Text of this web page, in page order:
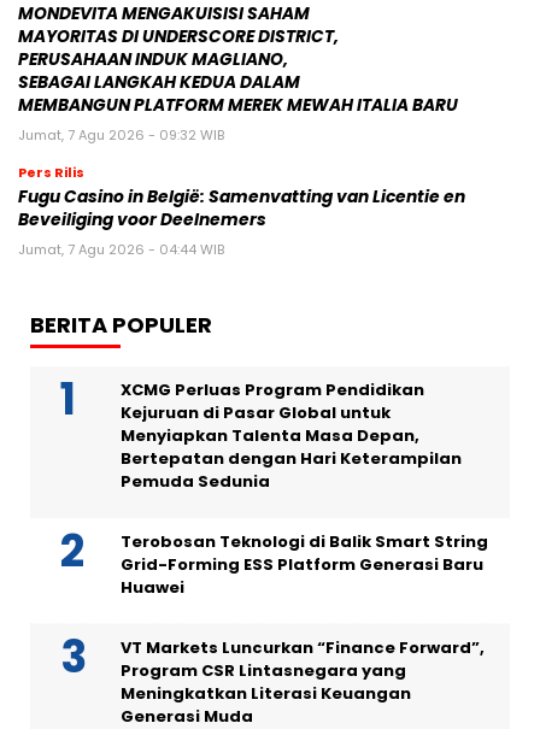
MONDEVITA MENGAKUISISI SAHAM
MAYORITAS DI UNDERSCORE DISTRICT,
PERUSAHAAN INDUK MAGLIANO,
SEBAGAI LANGKAH KEDUA DALAM
MEMBANGUN PLATFORM MEREK MEWAH ITALIA BARU
Jumat, 7 Agu 2026 - 09:32 WIB
Pers Rilis
Fugu Casino in België: Samenvatting van Licentie en
Beveiliging voor Deelnemers
Jumat, 7 Agu 2026 - 04:44 WIB
BERITA POPULER
XCMG Perluas Program Pendidikan
Kejuruan di Pasar Global untuk
Menyiapkan Talenta Masa Depan,
Bertepatan dengan Hari Keterampilan
Pemuda Sedunia
Terobosan Teknologi di Balik Smart String
Grid-Forming ESS Platform Generasi Baru
Huawei
VT Markets Luncurkan “Finance Forward”,
Program CSR Lintasnegara yang
Meningkatkan Literasi Keuangan
Generasi Muda